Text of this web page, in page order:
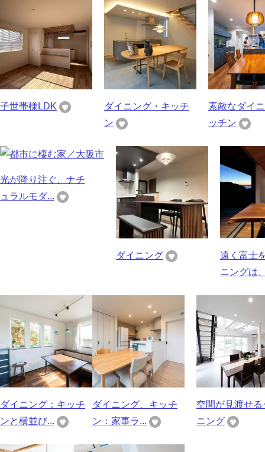
子世帯様LDK
ダイニング・キッチ
ン
素敵なダイ
ッチン
光が降り注ぐ、ナチ
ュラルモダ...
ダイニング
遠く富士
ニングは
ダイニング：キッチ
ンと横並び...
ダイニング、キッチ
ン：家事ラ...
空間が見渡せる
ニング